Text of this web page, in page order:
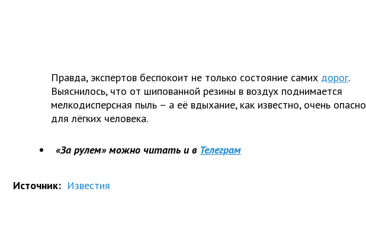
Правда, экспертов беспокоит не только состояние самих дорог.
Выяснилось, что от шипованной резины в воздух поднимается
мелкодисперсная пыль – а её вдыхание, как известно, очень опасно
для лёгких человека.
«За рулем» можно читать и в Телеграм
Источник: Известия